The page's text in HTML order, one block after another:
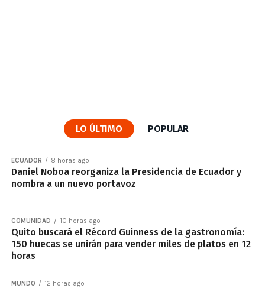
LO ÚLTIMO POPULAR
ECUADOR 8 horas ago
Daniel Noboa reorganiza la Presidencia de Ecuador y
nombra a un nuevo portavoz
COMUNIDAD 10 horas ago
Quito buscará el Récord Guinness de la gastronomía:
150 huecas se unirán para vender miles de platos en 12
horas
MUNDO 12 horas ago